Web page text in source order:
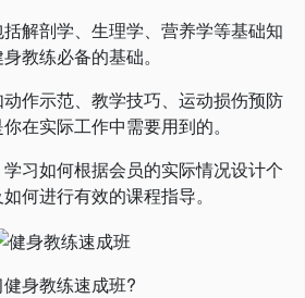
剖学、生理学、营养学等基础知
教练必备的基础。
示范、教学技巧、运动损伤预防
在实际工作中需要用到的。
如何根据会员的实际情况设计个
何进行有效的课程指导。
身教练速成班?